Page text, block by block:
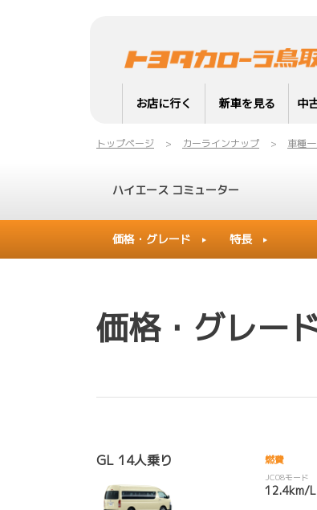
お店に行く 新車を見る 中
トップページ カーラインナップ 車種
ハイエース コミューター
価格・グレード 特長
価格・グレー
GL 14人乗り 燃費
JC08モード
12.4km/L